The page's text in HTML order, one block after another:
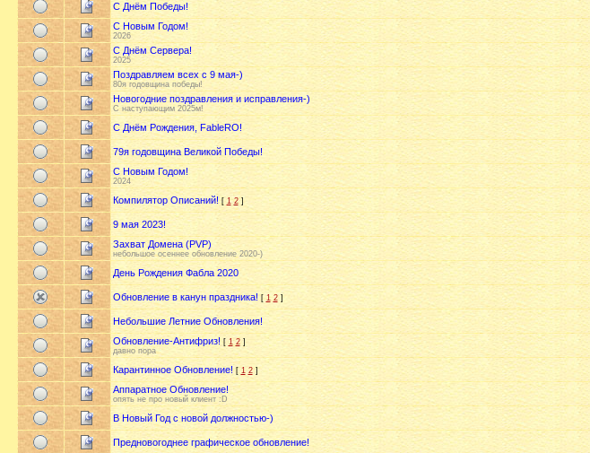
С Днём Победы!
С Новым Годом!
2026
С Днём Сервера!
2025
Поздравляем всех с 9 мая-)
80я годовщина победы!
Новогодние поздравления и исправления-)
С наступающим 2025м!
С Днём Рождения, FableRO!
79я годовщина Великой Победы!
С Новым Годом!
2024
Компилятор Описаний! [ 1 2]
9 мая 2023!
Захват Домена (PVP)
небольшое осеннее обновление 2020-)
День Рождения Фабла 2020
Обновление в канун праздника! [ 1 2]
Небольшие Летние Обновления!
Обновление-Антифриз! [ 1 2]
давно пора
Карантинное Обновление! [1 2]
Аппаратное Обновление!
опять не про новый клиент :D
В Новый Год с новой должностью-)
Предновогоднее графическое обновление!